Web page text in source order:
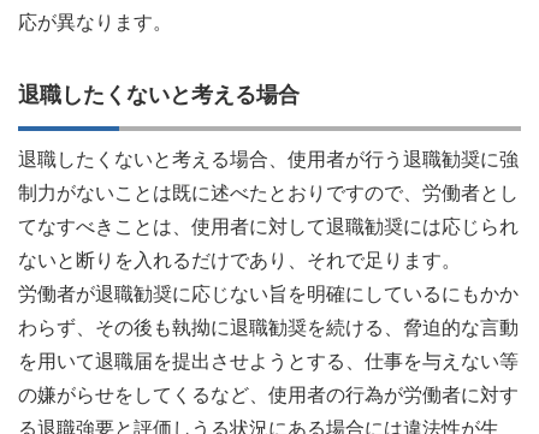
応が異なります。
退職したくないと考える場合
退職したくないと考える場合、使用者が行う退職勧奨に強
制力がないことは既に述べたとおりですので、労働者とし
てなすべきことは、使用者に対して退職勧奨には応じられ
ないと断りを入れるだけであり、それで足ります。
労働者が退職勧奨に応じない旨を明確にしているにもかか
わらず、その後も執拗に退職勧奨を続ける、脅迫的な言動
を用いて退職届を提出させようとする、仕事を与えない等
の嫌がらせをしてくるなど、使用者の行為が労働者に対す
る退職強要と評価しうる状況にある場合には違法性が生